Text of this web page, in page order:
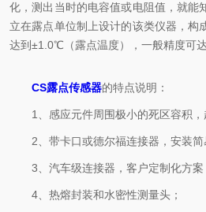
化，测出当时的电容值或电阻值，就能
立在露点单位制上设计的该类仪器，构
达到±1.0℃（露点温度），一般精度可
CS露点传感器的特点说明：
1、感应元件周围极小的死区容积，
2、带卡口或德尔福连接器，安装简
3、汽车级连接器，客户定制化方案
4、热熔封装和水密性测量头；